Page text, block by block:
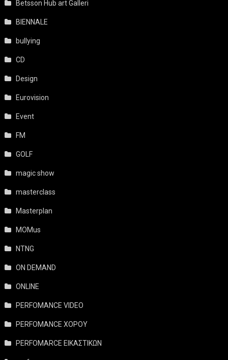
Betsson Hub art Galleri
BIENNALE
bullying
CD
Design
Eurovision
Event
FM
GOLF
magic show
masterclass
Masterplan
MOMus
NTNG
ON DEMAND
ONLINE
PERFOMANCE VIDEO
PERFOMANCE ΧΟΡΟΥ
PERFOMARCE ΕΙΚΑΣΤΙΚΩΝ